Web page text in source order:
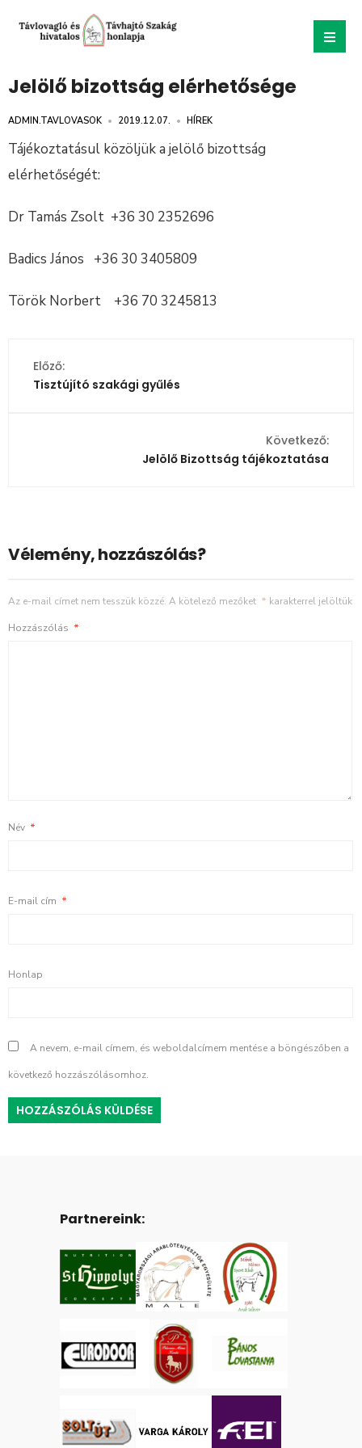
Jelölő bizottság elérhetősége
ADMIN.TAVLOVASOK • 2019.12.07. • HÍREK
Tájékoztatásul közöljük a jelölő bizottság
elérhetőségét:
Dr Tamás Zsolt +36 30 2352696
Badics János +36 30 3405809
Török Norbert +36 70 3245813
Előző:
Tisztújító szakági gyűlés
Következő:
Jelölő Bizottság tájékoztatása
Vélemény, hozzászólás?
Az e-mail címet nem tesszük közzé. A kötelező mezőket * karakterrel jelöltük
Hozzászólás *
Név *
E-mail cím *
Honlap
A nevem, e-mail címem, és weboldalcímem mentése a böngészőben a
következő hozzászólásomhoz.
Partnereink: